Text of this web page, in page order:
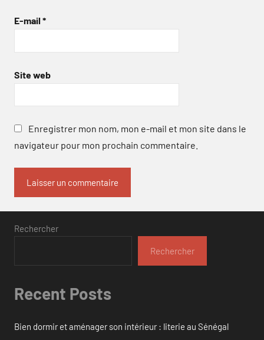
E-mail *
Site web
Enregistrer mon nom, mon e-mail et mon site dans le
navigateur pour mon prochain commentaire.
Rechercher
Rechercher
Recent Posts
Bien dormir et aménager son intérieur : literie au Sénégal